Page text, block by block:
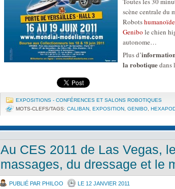
scène centrale du
Robotshumanoïde
Genibo le chien
autonome…
Plus d’
la robotique
EXPOSITIONS - CONFÉRENCES ET SALONS ROBOTIQUES
MOTS-CLEFS/TAGS: CALIBAN EXPOSITION GENIBO
Au CES 2011 de Las Vegas,
massages, du dressage et le
PUBLIÉ PAR PHILOO LE 12 JANVIER 2011